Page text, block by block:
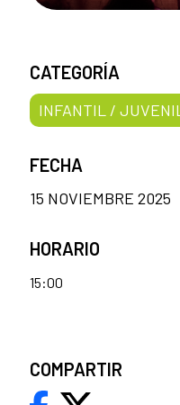
CATEGORÍA
INFANTIL / JUVENIL
FECHA
15 NOVIEMBRE 2025
HORARIO
15:00
COMPARTIR